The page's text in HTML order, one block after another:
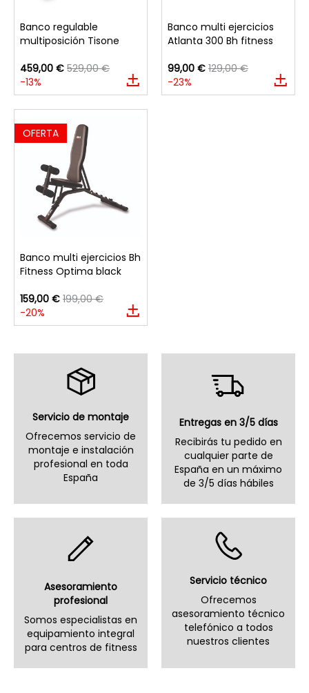
Banco regulable
multiposición Tisone
459,00 € 529,00 €
-13%
Banco multi ejercicios
Atlanta 300 Bh fitness
99,00 € 129,00 €
-23%
OFERTA
Banco multi ejercicios Bh
Fitness Optima black
159,00 € 199,00 €
-20%
Servicio de montaje
Ofrecemos servicio de
montaje e instalación
profesional en toda
España
Entregas en 3/5 días
Recibirás tu pedido en
cualquier parte de
España en un máximo
de 3/5 días hábiles
Asesoramiento
profesional
Somos especialistas en
equipamiento integral
para centros de fitness
Servicio técnico
Ofrecemos
asesoramiento técnico
telefónico a todos
nuestros clientes